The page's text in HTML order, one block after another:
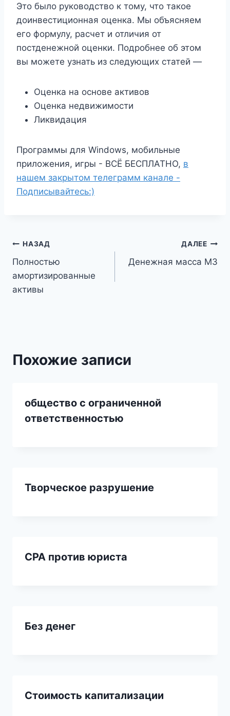
Это было руководство к тому, что такое
доинвестиционная оценка. Мы объясняем
его формулу, расчет и отличия от
постденежной оценки. Подробнее об этом
вы можете узнать из следующих статей —
Оценка на основе активов
Оценка недвижимости
Ликвидация
Программы для Windows, мобильные
приложения, игры - ВСЁ БЕСПЛАТНО, в
нашем закрытом телеграмм канале -
Подписывайтесь:)
Навигация
по
записям
НАЗАД
Полностью
амортизированные
активы
ДАЛЕЕ
Денежная масса M3
Похожие записи
общество с ограниченной
ответственностью
Творческое разрушение
CPA против юриста
Без денег
Стоимость капитализации